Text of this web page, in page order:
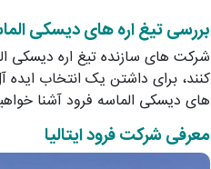
بررسی تیغ اره های دیسکی
شرکت های سازنده تیغ اره
کنند، برای داشتن یک انتخاب ایده
های دیسکی الماسه فرود آشنا
معرفی شرکت فرود ایتالیا